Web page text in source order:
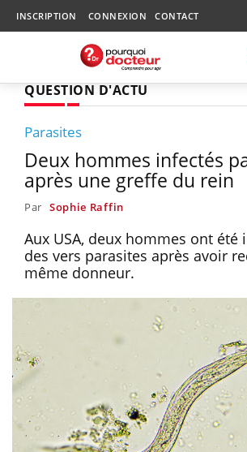
INSCRIPTION CONNEXION CONTACT
QUESTION D'ACTU
Parasites
Deux hommes infectés
après une greffe du rein
Par Sophie Raffin
Aux USA, deux hommes ont été
des vers parasites après avoir
même donneur.